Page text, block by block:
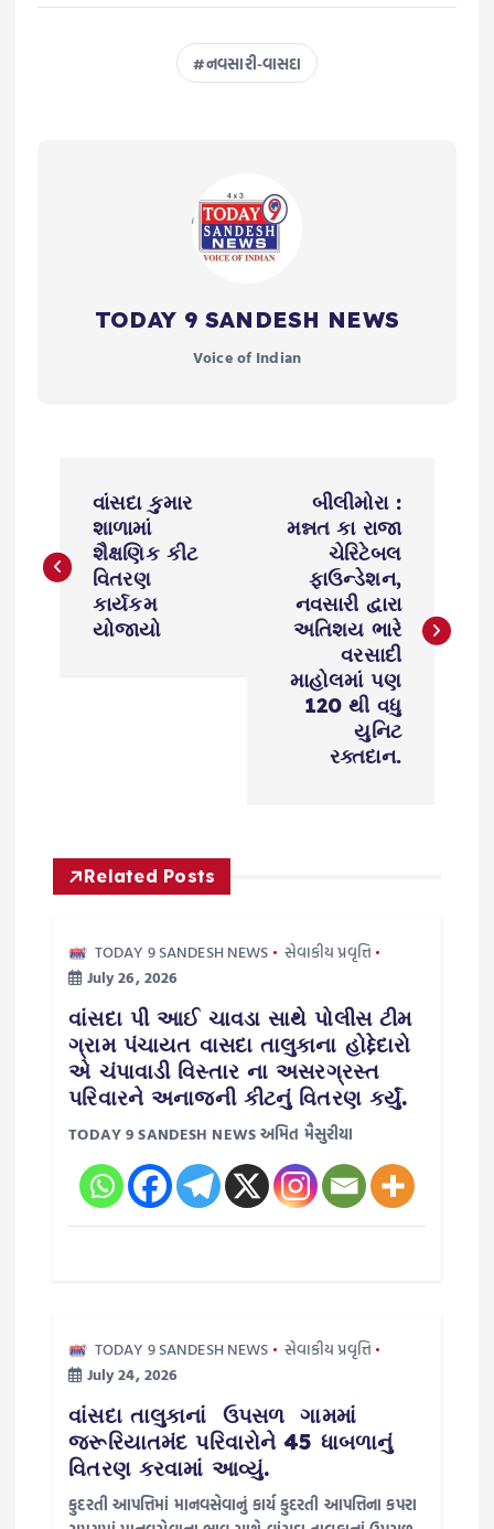
નવસારી-વાસદા
TODAY 9 SANDESH NEWS
Voice of Indian
o
s
વાંસદા કુમાર
શાળામાં
શૈક્ષણિક કીટ
વિતરણ
કાર્યકમ
યોજાયો
બીલીમોરા :
મન્નત કા રાજા
ચેરિટેબલ
ફાઉન્ડેશન,
નવસારી દ્વારા
અતિશય ભારે
વરસાદી
માહોલમાં પણ
120 થી વધુ
યુનિટ
રક્તદાન.
Related Posts
TODAY 9 SANDESH NEWS
સેવાકીય પ્રવૃત્તિ
July 26, 2026
વાંસદા પી આઈ ચાવડા સાથે પોલીસ ટીમ
ગ્રામ પંચાયત વાસદા તાલુકાના હોદ્દેદારો
એ ચંપાવાડી વિસ્તાર ના અસરગ્રસ્ત
પરિવારને અનાજની કીટનું વિતરણ કર્યું.
TODAY 9 SANDESH NEWS અમિત મૈસુરીયા
TODAY 9 SANDESH NEWS
સેવાકીય પ્રવૃત્તિ
July 24, 2026
વાંસદા તાલુકાનાં ઉપસળ ગામમાં
જરૂરિયાતમંદ પરિવારોને 45 ધાબળાનું
વિતરણ કરવામાં આવ્યું.
કુદરતી આપત્તિમાં માનવસેવાનું કાર્ય કુદરતી આપત્તિના કપરા